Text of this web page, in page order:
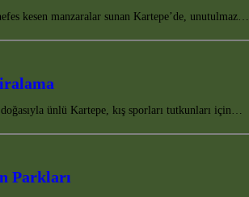
kesen manzaralar sunan Kartepe’de, unutulmaz…
ünlü Kartepe, kış sporları tutkunları için…
Parkları